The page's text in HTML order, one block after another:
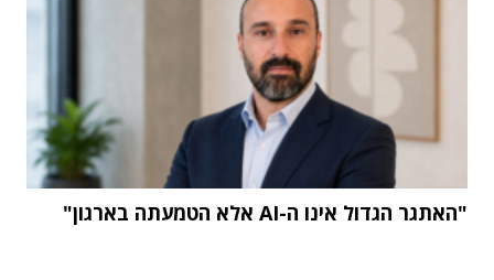
"האתגר הגדול אינו ה-AI אלא הטמעתה בארגון"